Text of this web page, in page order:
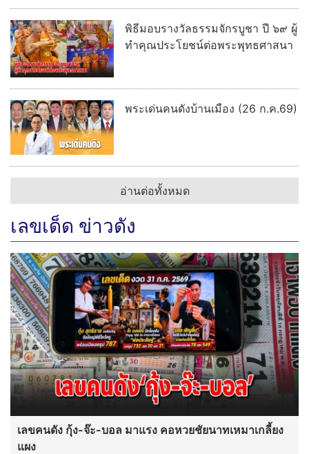
พิธีมอบรางวัลธรรมจักรบูชา ปี ๖๙ ผู้
ทำคุณประโยชน์ต่อพระพุทธศาสนา
พระเด่นคนดังบ้านเมือง (26 ก.ค.69)
อ่านต่อทั้งหมด
เลขเด็ด ข่าวดัง
เลขคนดัง กุ้ง-จ๊ะ-บอล มาแรง คอหวยชัยนาทเหมาเกลี้ยง
แผง